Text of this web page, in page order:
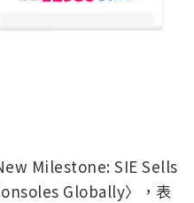
Milestone: SIE Sells
Globally〉，表